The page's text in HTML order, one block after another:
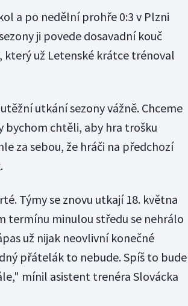
a po nedělní prohře 0:3 v Plzni
ji povede dosavadní kouč
už Letenské krátce trénoval
utkání sezony vážně. Chceme
bychom chtěli, aby hra trošku
za sebou, že hráči na předchozí
Týmy se znovu utkají 18. května
termínu minulou středu se nehrálo
už nijak neovlivní konečné
přátelák to nebude. Spíš to bude
mínil asistent trenéra Slovácka